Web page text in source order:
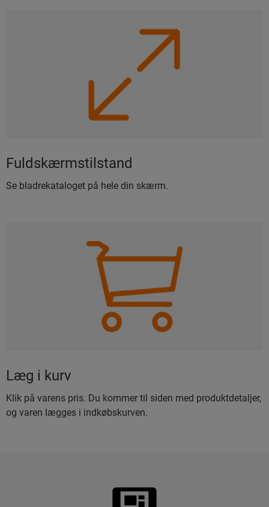
Fuldskærmstilstand
Se bladrekataloget på hele din skærm.
Læg i kurv
Klik på varens pris. Du kommer til siden med produktdetaljer,
og varen lægges i indkøbskurven.